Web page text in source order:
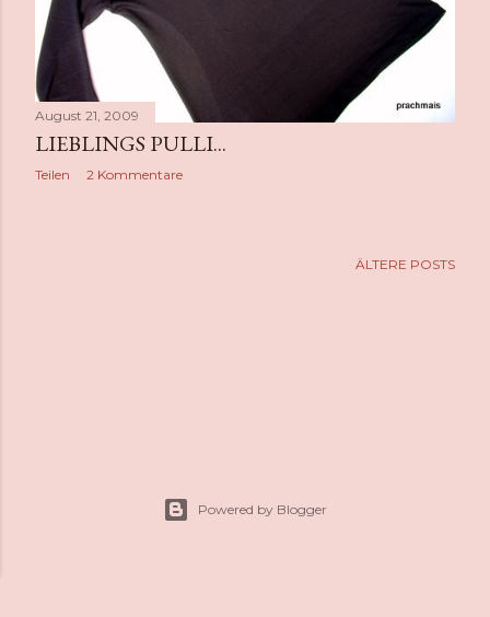
August 21, 2009
LIEBLINGS PULLI...
Teilen 2 Kommentare
ÄLTERE POSTS
Powered by Blogger